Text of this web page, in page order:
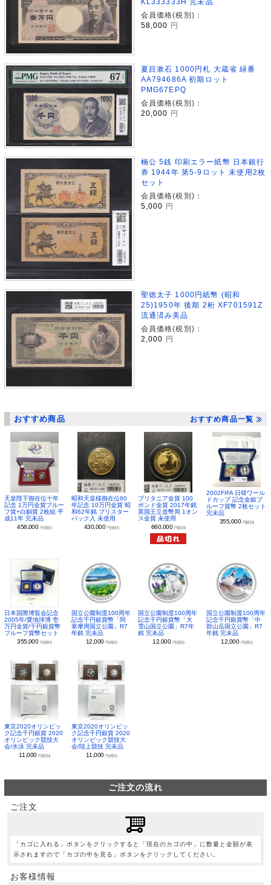
会員価格(税別)：
58,000 円
夏目漱石 1000円札 大蔵省 緑番
AA794686A 初期ロット
PMG67EPQ
会員価格(税別)：
20,000
円
楠公 5銭 印刷エラー紙幣 日本銀行
券 1944年 第5-9ロット 未使用2枚
セット
会員価格(税別)：
5,000 円
聖徳太子 1000円紙幣 (昭和
25)1950年 後期 2桁 XF701591Z
流通済み美品
会員価格(税別)：
2,000
円
おすすめ商品 おすすめ商品一覧
天皇陛下御在位十年
記念 1万円金貨プルー
フ貨+白銅貨 2枚組 平
成11年 完未品
458,000 円(税別)
昭和天皇様御在位60
年記念 10万円金貨 昭
和62年銘 ブリスター
パック入 未使用
430,000 円(税別)
ブリタニア金貨 100
ポンド金貨 2017年銘
英国王立造幣局 1オン
ス金貨 未使用
660,000 円(税別)
2002FIFA 日韓ワール
ドカップ 記念金銀プ
ルーフ貨幣 2枚セット
完未品
355,000 円(税別)
日本国際博覧会記念
2005年/愛地球博 壱
万円金貨/千円銀貨幣
プルーフ貨幣セット
355,000 円(税別)
国立公園制度100周年
記念千円銀貨幣「阿
寒摩周国立公園」R7
年銘 完未品
12,000 円(税別)
国立公園制度100周年
記念千円銀貨幣「大
雪山国立公園」R7年
銘 完未品
12,000 円(税別)
国立公園制度100周年
記念千円銀貨幣「中
部山岳国立公園」R7
年銘 完未品
12,000 円(税別)
東京2020オリンピッ
ク記念千円銀貨 2020
オリンピック競技大
会/水泳 完未品
11,000円(税別)
東京2020オリンピッ
ク記念千円銀貨 2020
オリンピック競技大
会/陸上競技 完未品
11,000 円(税別)
ご注文の流れ
ご注文
「カゴに入れる」ボタンをクリックすると「現在のカゴの中」に数量と金額が表
示されますので「カゴの中を見る」ボタンをクリックしてください。
お客様情報